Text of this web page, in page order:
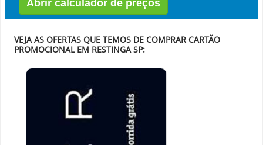
Abrir calculador de preços
VEJA AS OFERTAS QUE TEMOS DE COMPRAR CARTÃO
PROMOCIONAL EM RESTINGA SP: